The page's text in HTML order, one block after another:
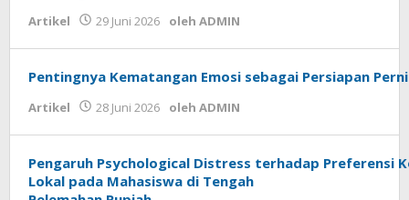
Artikel 29 Juni 2026 oleh ADMIN
Pentingnya Kematangan Emosi sebagai Persiapan
Artikel 28 Juni 2026 oleh ADMIN
Pengaruh Psychological Distress terhadap Preferensi
Lokal pada Mahasiswa di Tengah